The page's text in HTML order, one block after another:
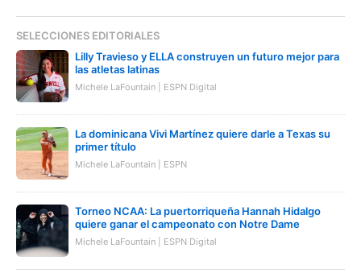
SELECCIONES EDITORIALES
Lilly Travieso y ELLA construyen un futuro mejor para
las atletas latinas
Michele LaFountain | ESPN Digital
La dominicana Vivi Martínez quiere darle a Texas su
primer título
Michele LaFountain | ESPN
Torneo NCAA: La puertorriqueña Hannah Hidalgo
quiere ganar el campeonato con Notre Dame
Michele LaFountain | ESPN Digital